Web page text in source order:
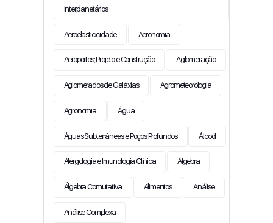
Interplanetários
Aeroelasticicidade Aeronomia
Aeroportos; Projeto e Construção Aglomeração
Aglomerados de Galáxias Agrometeorologia
Agronomia Água
Águas Subterráneas e Poços Profundos Álcool
Alergologia e Imunologia Clínica Álgebra
Álgebra Comutativa Alimentos Análise
Análise Complexa